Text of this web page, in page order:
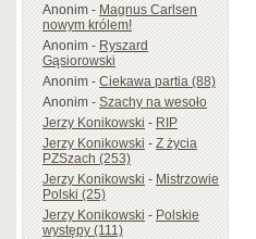
Anonim-Magnus Carlsen
nowym królem!
Anonim-Ryszard
Gąsiorowski
Anonim-Ciekawa partia (88)
Anonim-Szachy na wesoło
Jerzy Konikowski-RIP
Jerzy Konikowski-Z życia
PZSzach (253)
Jerzy Konikowski-Mistrzowie
Polski (25)
Jerzy Konikowski-Polskie
występy (111)